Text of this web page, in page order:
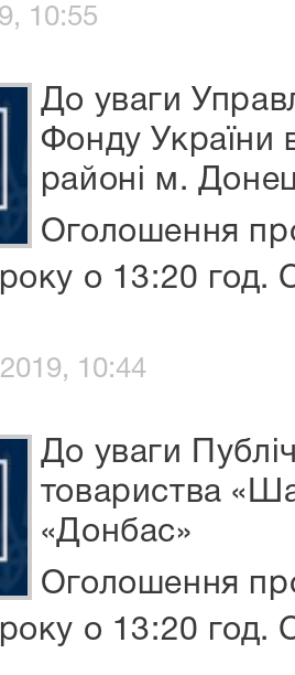
10:55
До уваги
Фонду України
районі м.
Оголошення
о 13:20
10:44
До уваги
товариства
«Донбас»
Оголошення
о 13:20